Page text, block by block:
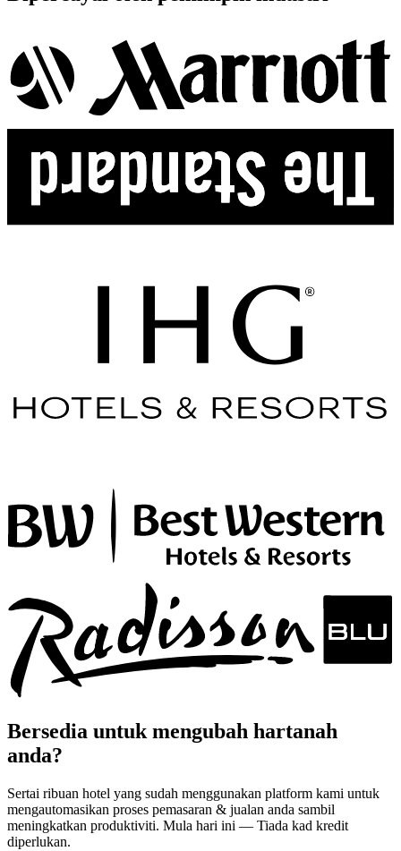
Bersedia untuk mengubah hartanah
anda?
Sertai ribuan hotel yang sudah menggunakan platform kami untuk
mengautomasikan proses pemasaran & jualan anda sambil
meningkatkan produktiviti. Mula hari ini — Tiada kad kredit
diperlukan.